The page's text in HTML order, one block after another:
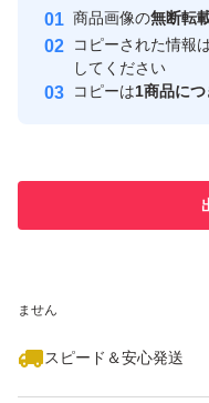
安心取引出品者
取引実績
ません
スピード＆安心発送
商品画像の無断転
コピーされた情報
してください
コピーは1商品につ